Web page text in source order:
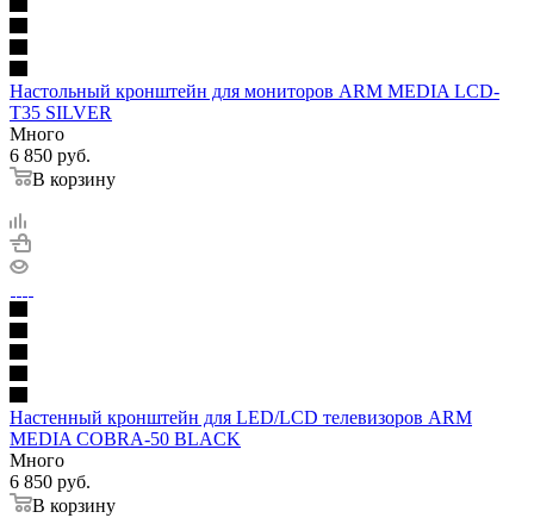
Настольный кронштейн для мониторов ARM MEDIA LCD-
T35 SILVER
Много
6 850 руб.
В корзину
Настенный кронштейн для LED/LCD телевизоров ARM
MEDIA COBRA-50 BLACK
Много
6 850 руб.
В корзину